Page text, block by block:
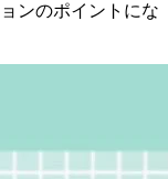
ンのポイントにな